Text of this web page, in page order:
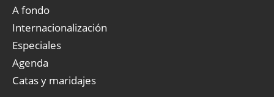
A fondo
Internacionalización
Especiales
Agenda
Catas y maridajes